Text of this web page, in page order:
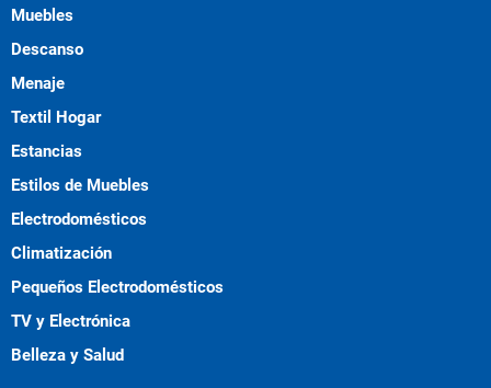
Muebles
Descanso
Menaje
Textil Hogar
Estancias
Estilos de Muebles
Electrodomésticos
Climatización
Pequeños Electrodomésticos
TV y Electrónica
Belleza y Salud